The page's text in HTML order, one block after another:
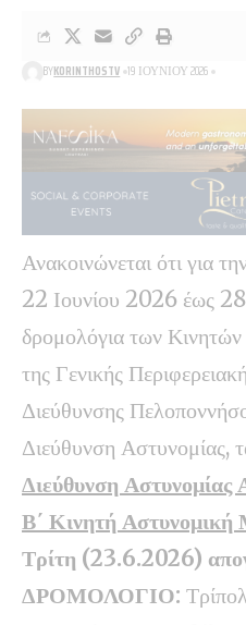
BYKORINTHOSTV 19 ΙΟΥΝΊΟΥ 2026
Ανακοινώνεται ότι για
22 Ιουνίου 2026 έως
δρομολόγια των
της Γενικής
Διεύθυνσης
Διεύθυνση Αστυνομίας,
Διεύθυνση
Β΄ Κινητή
Τρίτη (23.6.2026)
ΔΡΟΜΟΛΟΓΙΟ: